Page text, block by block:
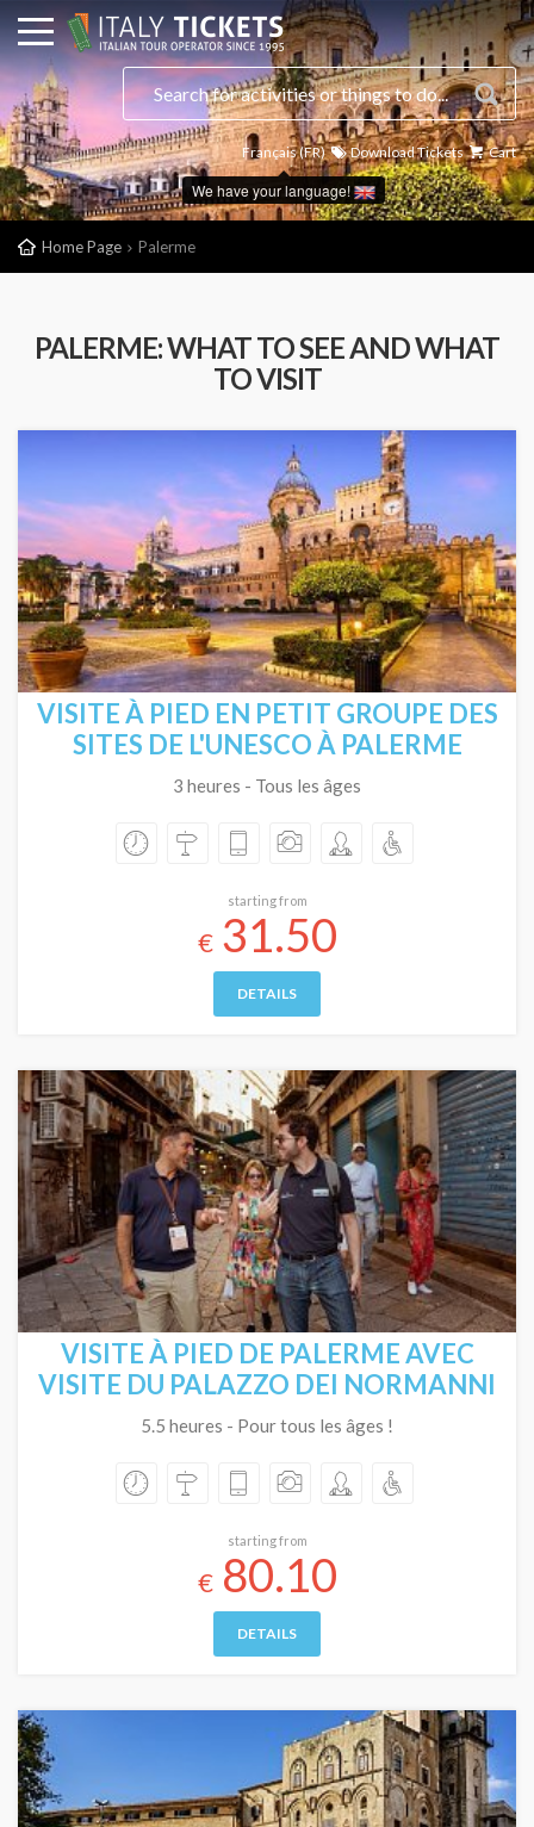
Français (FR)
We have your language!
Download Tickets Cart
Home Page Palerme
PALERME: WHAT TO SEE AND WHAT
TO VISIT
VISITE À PIED EN PETIT GROUPE DES
SITES DE L'UNESCO À PALERME
3 heures - Tous les âges
starting from
€31.50
DETAILS
VISITE À PIED DE PALERME AVEC
VISITE DU PALAZZO DEI NORMANNI
5.5 heures - Pour tous les âges !
starting from
€80.10
DETAILS